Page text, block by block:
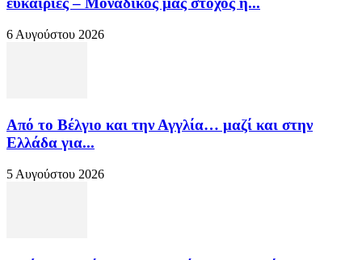
6 Αυγούστου 2026
Από το Βέλγιο και την Αγγλία… μαζί και στην
Ελλάδα για...
5 Αυγούστου 2026